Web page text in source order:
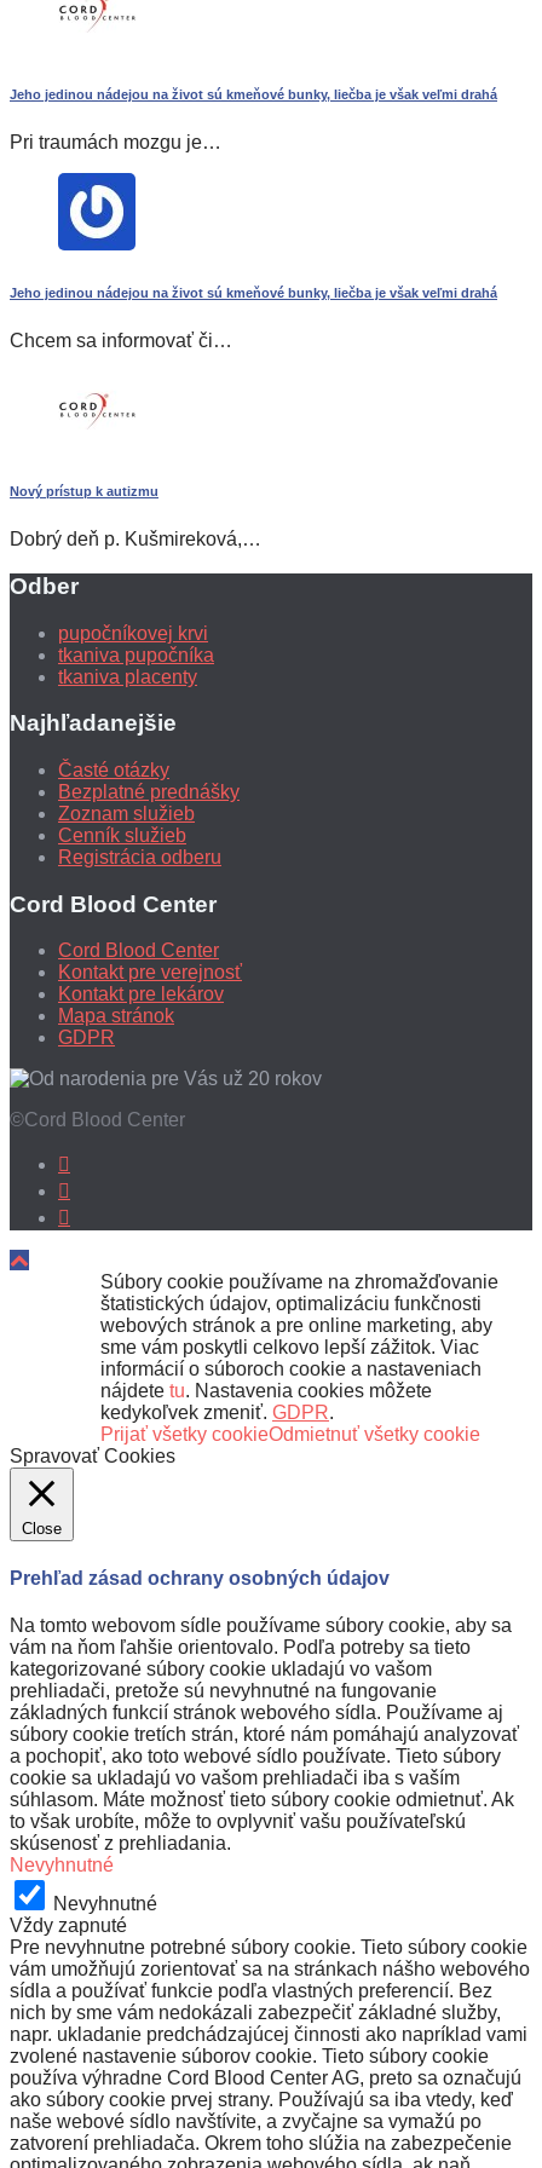
Jeho jedinou nádejou na život sú kmeňové bunky, liečba je však veľmi drahá
Pri traumách mozgu je…
Jeho jedinou nádejou na život sú kmeňové bunky, liečba je však veľmi drahá
Chcem sa informovať či…
Nový prístup k autizmu
Dobrý deň p. Kušmireková,…
Odber
pupočníkovej krvi
tkaniva pupočníka
tkaniva placenty
Najhľadanejšie
Časté otázky
Bezplatné prednášky
Zoznam služieb
Cenník služieb
Registrácia odberu
Cord Blood Center
Cord Blood Center
Kontakt pre verejnosť
Kontakt pre lekárov
Mapa stránok
GDPR
©Cord Blood Center
Súbory cookie používame na zhromažďovanie
štatistických údajov, optimalizáciu funkčnosti
webových stránok a pre online marketing, aby
sme vám poskytli celkovo lepší zážitok. Viac
informácií o súboroch cookie a nastaveniach
nájdete tu. Nastavenia cookies môžete
kedykoľvek zmeniť. GDPR.
Prijať všetky cookieOdmietnuť všetky cookie
Spravovať Cookies
Close
Prehľad zásad ochrany osobných údajov
Na tomto webovom sídle používame súbory cookie, aby sa
vám na ňom ľahšie orientovalo. Podľa potreby sa tieto
kategorizované súbory cookie ukladajú vo vašom
prehliadači, pretože sú nevyhnutné na fungovanie
základných funkcií stránok webového sídla. Používame aj
súbory cookie tretích strán, ktoré nám pomáhajú analyzovať
a pochopiť, ako toto webové sídlo používate. Tieto súbory
cookie sa ukladajú vo vašom prehliadači iba s vaším
súhlasom. Máte možnosť tieto súbory cookie odmietnuť. Ak
to však urobíte, môže to ovplyvniť vašu používateľskú
skúsenosť z prehliadania.
Nevyhnutné
Nevyhnutné
Vždy zapnuté
Pre nevyhnutne potrebné súbory cookie. Tieto súbory cookie
vám umožňujú zorientovať sa na stránkach nášho webového
sídla a používať funkcie podľa vlastných preferencií. Bez
nich by sme vám nedokázali zabezpečiť základné služby,
napr. ukladanie predchádzajúcej činnosti ako napríklad vami
zvolené nastavenie súborov cookie. Tieto súbory cookie
používa výhradne Cord Blood Center AG, preto sa označujú
ako súbory cookie prvej strany. Používajú sa iba vtedy, keď
naše webové sídlo navštívite, a zvyčajne sa vymažú po
zatvorení prehliadača. Okrem toho slúžia na zabezpečenie